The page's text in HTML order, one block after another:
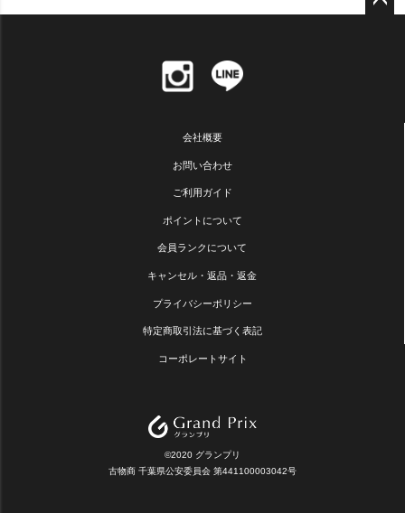
会社概要
お問い合わせ
ご利用ガイド
ポイントについて
会員ランクについて
キャンセル・返品・返金
プライバシーポリシー
特定商取引法に基づく表記
コーポレートサイト
©2020 グランプリ
古物商 千葉県公安委員会 第441100003042号